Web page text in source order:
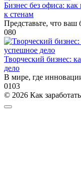
Бизнес без офиса: как
к стенам
Представьте, что ваш
080
Творческий бизнес:
дело
В мире, где
0103
© 2026 Как